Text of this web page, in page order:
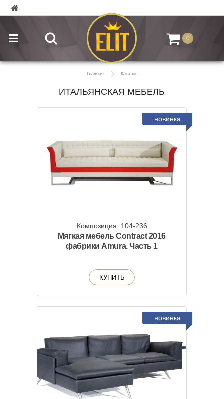
0
Главная Каталог
ИТАЛЬЯНСКАЯ МЕБЕЛЬ
новинка
Композиция: 104-236
Мягкая мебель Contract 2016
фабрики Amura. Часть 1
КУПИТЬ
новинка